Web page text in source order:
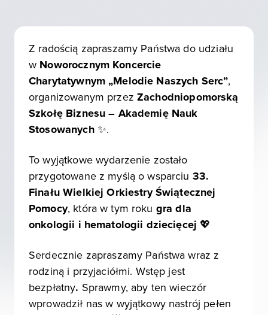
Z radością zapraszamy Państwa do udziału
w Noworocznym Koncercie
Charytatywnym „Melodie Naszych Serc”,
organizowanym przez Zachodniopomorską
Szkołę Biznesu – Akademię Nauk
Stosowanych✨.
To wyjątkowe wydarzenie zostało
przygotowane z myślą o wsparciu 33.
Finału Wielkiej Orkiestry Świątecznej
Pomocy, która w tym roku gra dla
onkologii i hematologii dziecięcej 💖
Serdecznie zapraszamy Państwa wraz z
rodziną i przyjaciółmi. Wstęp jest
bezpłatny. Sprawmy, aby ten wieczór
wprowadził nas w wyjątkowy nastrój pełen